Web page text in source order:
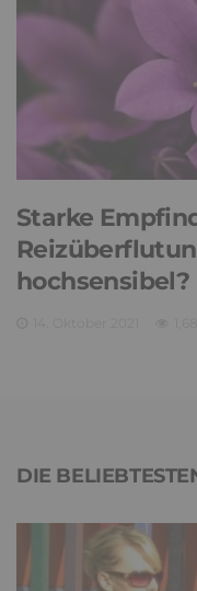
Starke
hochsensibel?
DIE